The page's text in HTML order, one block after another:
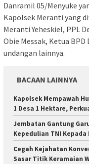
Danramil 05/Menyuke
Kapolsek Meranti yang
Meranti Yeheskiel, PPL
Obie Messak, Ketua
undangan lainnya.
BACAAN LAINNYA
Kapolsek Mempawah
1 Desa 1 Hektare,
Jembatan Gantung
Kepedulian TNI
Cegah Kejahatan
Sasar Titik Keramaian